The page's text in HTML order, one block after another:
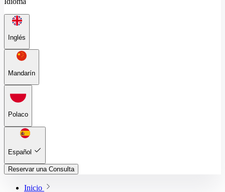
Inglés
Mandarín
Polaco
Español
Reservar una Consulta
Inicio